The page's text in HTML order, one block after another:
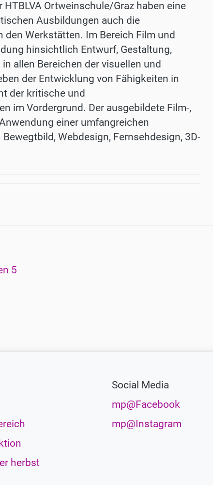
Ortweinschule/Graz haben eine
Ausbildungen auch die
Werkstätten. Im Bereich Film und
hinsichtlich Entwurf, Gestaltung,
allen Bereichen der visuellen und
der Entwicklung von Fähigkeiten in
der kritische und
im Vordergrund. Der ausgebildete Film-,
einer umfangreichen
Webdesign, Fernsehdesign, 3D-
5
herbst
Social Media
mp@Facebook
mp@Instagram